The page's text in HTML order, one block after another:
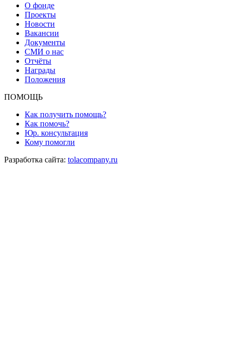
О фонде
Проекты
Новости
Вакансии
Документы
СМИ о нас
Отчёты
Награды
Положения
ПОМОЩЬ
Как получить помощь?
Как помочь?
Юр. консультация
Кому помогли
Разработка сайта: tolacompany.ru